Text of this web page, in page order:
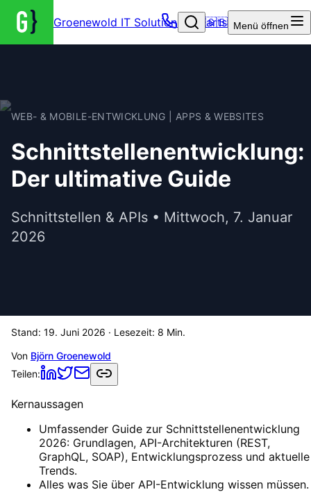
Groenewold IT Solutions – Startseite
🇬🇧 Menü öffnen
WEB- & MOBILE-ENTWICKLUNG | APPS & WEBSITES
Schnittstellenentwicklung:
Der ultimative Guide
Schnittstellen & APIs • Mittwoch, 7. Januar
2026
Stand: 19. Juni 2026 · Lesezeit: 8 Min.
Von Björn Groenewold
Teilen:
Kernaussagen
Umfassender Guide zur Schnittstellenentwicklung
2026: Grundlagen, API-Architekturen (REST,
GraphQL, SOAP), Entwicklungsprozess und aktuelle
Trends.
Alles was Sie über API-Entwicklung wissen müssen.